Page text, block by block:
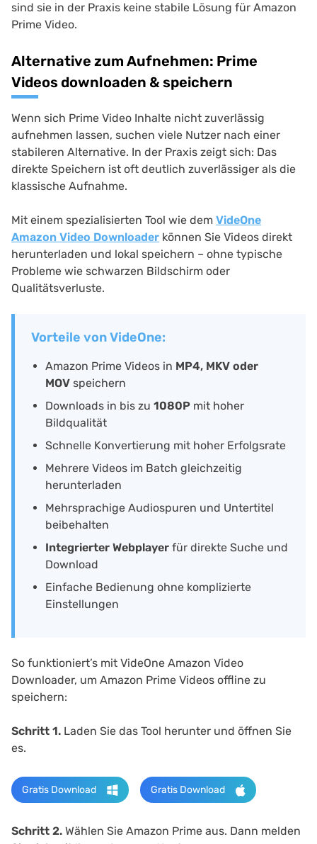
sind sie in der Praxis keine stabile Lösung für Amazon
Prime Video.
Alternative zum Aufnehmen: Prime
Videos downloaden & speichern
Wenn sich Prime Video Inhalte nicht zuverlässig
aufnehmen lassen, suchen viele Nutzer nach einer
stabileren Alternative. In der Praxis zeigt sich: Das
direkte Speichern ist oft deutlich zuverlässiger als die
klassische Aufnahme.
Mit einem spezialisierten Tool wie dem VideOne
Amazon Video Downloader können Sie Videos direkt
herunterladen und lokal speichern – ohne typische
Probleme wie schwarzen Bildschirm oder
Qualitätsverluste.
Vorteile von VideOne:
Amazon Prime Videos in MP4, MKV oder
MOV speichern
Downloads in bis zu 1080P mit hoher
Bildqualität
Schnelle Konvertierung mit hoher Erfolgsrate
Mehrere Videos im Batch gleichzeitig
herunterladen
Mehrsprachige Audiospuren und Untertitel
beibehalten
Integrierter Webplayer für direkte Suche und
Download
Einfache Bedienung ohne komplizierte
Einstellungen
So funktioniert’s mit VideOne Amazon Video
Downloader, um Amazon Prime Videos offline zu
speichern:
Schritt 1. Laden Sie das Tool herunter und öffnen Sie
es.
Gratis Download Gratis Download
Schritt 2. Wählen Sie Amazon Prime aus. Dann melden